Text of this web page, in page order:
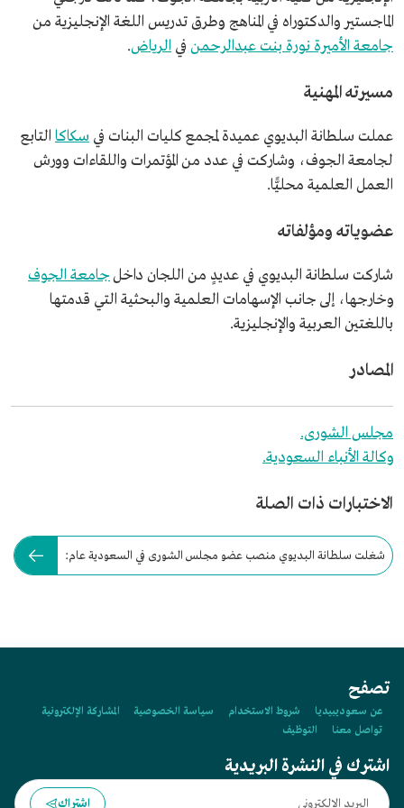
الماجستير والدكتوراه في المناهج وطرق تدريس اللغة الإنجليزية من
جامعة الأميرة نورة بنت عبدالرحمن في الرياض.
مسيرته المهنية
عملت سلطانة البديوي عميدة لمجمع كليات البنات في سكاكا التابع
لجامعة الجوف، وشاركت في عدد من المؤتمرات واللقاءات وورش
العمل العلمية محليًّا.
عضوياته ومؤلفاته
شاركت سلطانة البديوي في عديدٍ من اللجان داخلجامعة الجوف
وخارجها، إلى جانب الإسهامات العلمية والبحثية التي قدمتها
باللغتين العربية والإنجليزية.
المصادر
مجلس الشورى.
وكالة الأنباء السعودية.
الاختبارات ذات الصلة
شغلت سلطانة البديوي منصب عضو مجلس الشورى في السعودية عام:
تصفح
عن سعوديبيديا شروط الاستخدام سياسة الخصوصية
المشاركة الإلكترونية
تواصل معنا
التوظيف
اشترك في النشرة البريدية
اشتراك